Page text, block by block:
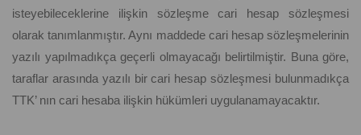
isteyebileceklerine ilişkin sözleşme cari hesap sözleşmesi
olarak tanımlanmıştır. Aynı maddede cari hesap sözleşmelerinin
yazılı yapılmadıkça geçerli olmayacağı belirtilmiştir. Buna göre,
taraflar arasında yazılı bir cari hesap sözleşmesi bulunmadıkça
TTK’ nın cari hesaba ilişkin hükümleri uygulanamayacaktır.